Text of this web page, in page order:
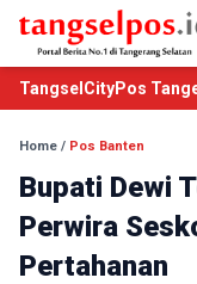
TangselCityPos
Home / Pos Banten
Bupati Dewi
Perwira
Pertahanan